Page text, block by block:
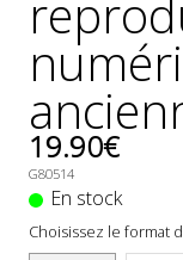
19.90€
G80514
En stock
Choisissez le format